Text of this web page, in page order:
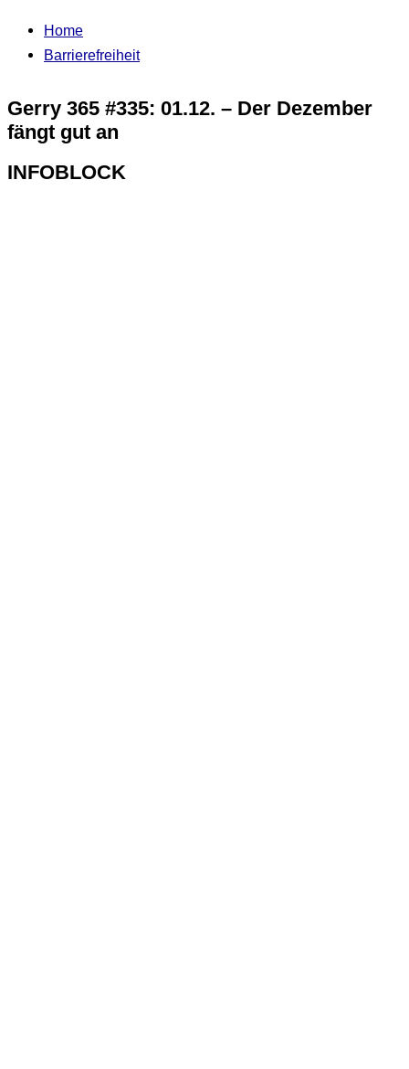
Home
Barrierefreiheit
Gerry 365 #335: 01.12. – Der Dezember
fängt gut an
INFOBLOCK